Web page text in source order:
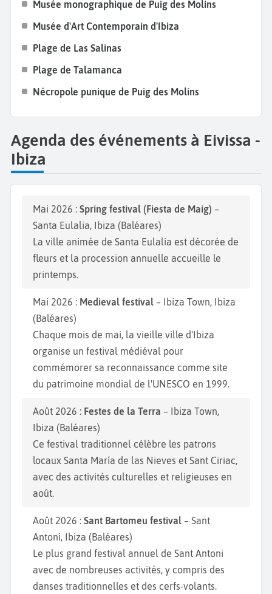
Musée monographique de Puig des Molins
Musée d'Art Contemporain d'Ibiza
Plage de Las Salinas
Plage de Talamanca
Nécropole punique de Puig des Molins
Agenda des événements à Eivissa -
Ibiza
Mai 2026 : Spring festival (Fiesta de Maig) –
Santa Eulalia, Ibiza (Baléares)
La ville animée de Santa Eulalia est décorée de
fleurs et la procession annuelle accueille le
printemps.
Mai 2026 : Medieval festival – Ibiza Town, Ibiza
(Baléares)
Chaque mois de mai, la vieille ville d'Ibiza
organise un festival médiéval pour
commémorer sa reconnaissance comme site
du patrimoine mondial de l'UNESCO en 1999.
Août 2026 : Festes de la Terra – Ibiza Town,
Ibiza (Baléares)
Ce festival traditionnel célèbre les patrons
locaux Santa María de las Nieves et Sant Ciriac,
avec des activités culturelles et religieuses en
août.
Août 2026 : Sant Bartomeu festival – Sant
Antoni, Ibiza (Baléares)
Le plus grand festival annuel de Sant Antoni
avec de nombreuses activités, y compris des
danses traditionnelles et des cerfs-volants.